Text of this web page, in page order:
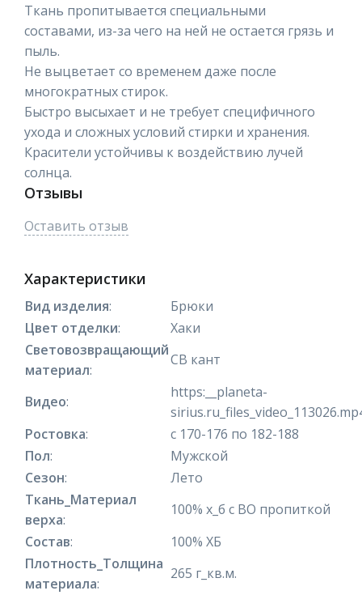
Ткань пропитывается специальными
составами, из-за чего на ней не остается грязь и
пыль.
Не выцветает со временем даже после
многократных стирок.
Быстро высыхает и не требует специфичного
ухода и сложных условий стирки и хранения.
Красители устойчивы к воздействию лучей
солнца.
Отзывы
Оставить отзыв
Характеристики
Вид изделия:
Брюки
Цвет отделки:
Хаки
Световозвращающий
материал:
СВ кант
Видео:
https:__planeta-
Ростовка:
с 170-176 по 182-188
Пол:
Мужской
Сезон:
Лето
Ткань_Материал
верха:
100% х_б с ВО пропиткой
Состав:
100% ХБ
Плотность_Толщина
материала:
265 г_кв.м.